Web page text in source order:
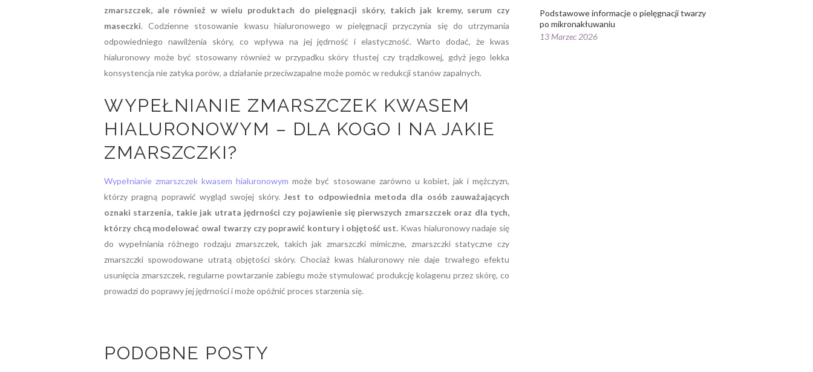
zmarszczek, ale również w wielu produktach do pielęgnacji skóry, takich jak kremy, serum czy
maseczki. Codzienne stosowanie kwasu hialuronowego w pielęgnacji przyczynia się do utrzymania
odpowiedniego nawilżenia skóry, co wpływa na jej jędrność i elastyczność. Warto dodać, że kwas
hialuronowy może być stosowany również w przypadku skóry tłustej czy trądzikowej, gdyż jego lekka
konsystencja nie zatyka porów, a działanie przeciwzapalne może pomóc w redukcji stanów zapalnych.
WYPEŁNIANIE ZMARSZCZEK KWASEM
HIALURONOWYM – DLA KOGO I NA JAKIE
ZMARSZCZKI?
Wypełnianie zmarszczek kwasem hialuronowym może być stosowane zarówno u kobiet, jak i mężczyzn,
którzy pragną poprawić wygląd swojej skóry. Jest to odpowiednia metoda dla osób zauważających
oznaki starzenia, takie jak utrata jędrności czy pojawienie się pierwszych zmarszczek oraz dla tych,
którzy chcą modelować owal twarzy czy poprawić kontury i objętość ust. Kwas hialuronowy nadaje się
do wypełniania różnego rodzaju zmarszczek, takich jak zmarszczki mimiczne, zmarszczki statyczne czy
zmarszczki spowodowane utratą objętości skóry. Chociaż kwas hialuronowy nie daje trwałego efektu
usunięcia zmarszczek, regularne powtarzanie zabiegu może stymulować produkcję kolagenu przez skórę, co
prowadzi do poprawy jej jędrności i może opóźnić proces starzenia się.
PODOBNE POSTY
Podstawowe informacje o pielęgnacji twarzy
po mikronakłuwaniu
13 Marzec 2026